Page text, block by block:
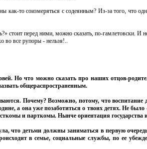
как-то соизмеряться с содеянным? Из-за того, что
стоит перед ними, можно сказать, по-гамлетовски. И
во все рупоры - нельзя!..
Но что можно сказать про наших отцов-
общераспространенным.
Почему? Возможно, потому, что воспитание
а она уже позаботиться о твоих детях. Не было
и парткомы. Нынче ориентация государства
что детьми должны заниматься в первую
в семье, социальные службы, по ее